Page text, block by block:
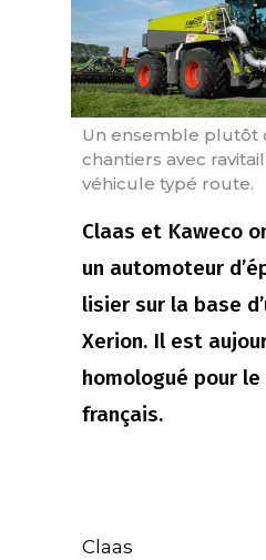
Un ensemble plutôt
chantiers avec
véhicule typé route.
Claas et Kaweco
un automoteur
lisier sur la base
Xerion. Il est
homologué pour le
français.
Claas